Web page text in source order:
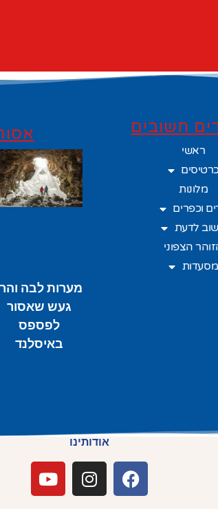
חשובים
ראשי
מלונות
וכפרים
לדעת
הצפוני
מסעדות
מערות לבה
געש שאסור
לפספס
באיסלנד
אודותינו